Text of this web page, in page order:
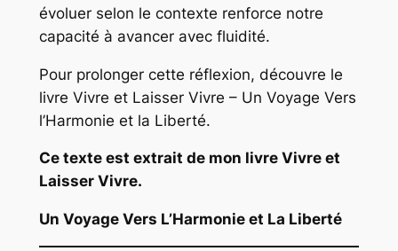
évoluer selon le contexte renforce notre
capacité à avancer avec fluidité.
Pour prolonger cette réflexion, découvre le
livre Vivre et Laisser Vivre – Un Voyage Vers
l’Harmonie et la Liberté.
Ce texte est extrait de mon livre Vivre et
Laisser Vivre.
Un Voyage Vers L’Harmonie et La Liberté